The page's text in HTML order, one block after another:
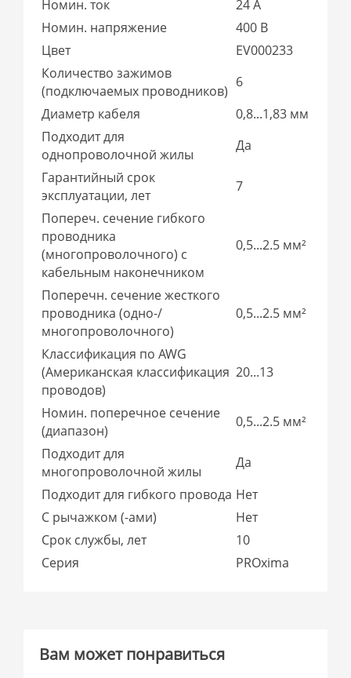
Номин. ток
24 А
Номин. напряжение
400 В
Цвет
EV000233
Количество зажимов
(подключаемых проводников)
6
Диаметр кабеля
0,8...1,83 мм
Подходит для
однопроволочной жилы
Да
Гарантийный срок
эксплуатации, лет
7
Попереч. сечение гибкого
проводника
(многопроволочного) с
кабельным наконечником
0,5...2.5 мм²
Поперечн. сечение жесткого
проводника (одно-/
многопроволочного)
0,5...2.5 мм²
Классификация по AWG
(Американская классификация
проводов)
20...13
Номин. поперечное сечение
(диапазон)
0,5...2.5 мм²
Подходит для
многопроволочной жилы
Да
Подходит для гибкого провода Нет
С рычажком (-ами)
Нет
Срок службы, лет
10
Серия
PROxima
Вам может понравиться